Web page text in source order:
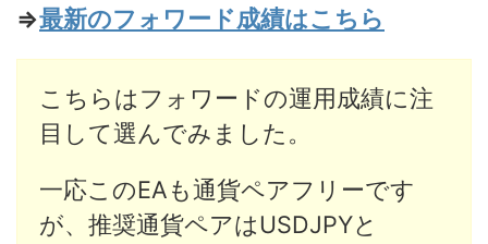
⇒最新のフォワード成績はこちら
こちらはフォワードの運用成績に注
目して選んでみました。
一応このEAも通貨ペアフリーです
が、推奨通貨ペアはUSDJPYと